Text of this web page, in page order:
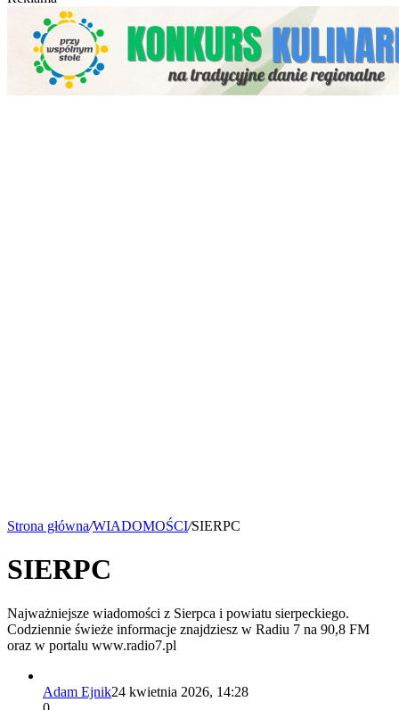
Strona główna/WIADOMOŚCI/SIERPC
SIERPC
Najważniejsze wiadomości z Sierpca i powiatu sierpeckiego.
Codziennie świeże informacje znajdziesz w Radiu 7 na 90,8 FM
oraz w portalu www.radio7.pl
Adam Ejnik24 kwietnia 2026, 14:28